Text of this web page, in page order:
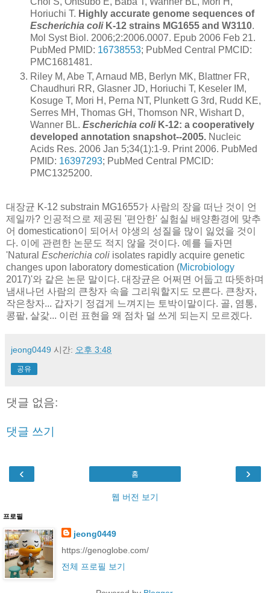
Horiuchi T. Highly accurate genome sequences of
Escherichia coliK-12 strains MG1655 and W3110.
Mol Syst Biol. 2006;2:2006.0007. Epub 2006 Feb 21.
PubMed PMID: 16738553; PubMed Central PMCID:
PMC1681481.
Riley M, Abe T, Arnaud MB, Berlyn MK, Blattner FR,
Chaudhuri RR, Glasner JD, Horiuchi T, Keseler IM,
Kosuge T, Mori H, Perna NT, Plunkett G 3rd, Rudd KE,
Serres MH, Thomas GH, Thomson NR, Wishart D,
Wanner BL. Escherichia coliK-12: a cooperatively
developed annotation snapshot--2005. Nucleic
Acids Res. 2006 Jan 5;34(1):1-9. Print 2006. PubMed
PMID: 16397293; PubMed Central PMCID:
PMC1325200.
대장균 K-12 substrain MG1655가 사람의 장을 떠난 것이 언
제일까? 인공적으로 제공된 '편안한' 실험실 배양환경에 맞추
어 domestication이 되어서 야생의 성질을 많이 잃었을 것이
다. 이에 관련한 논문도 적지 않을 것이다. 예를 들자면
'Natural Escherichia coli isolates rapidly acquire genetic
changes upon laboratory domestication (Microbiology
2017)'와 같은 논문 말이다. 대장균은 어쩌면 어둡고 따뜻하며
냄새나던 사람의 큰창자 속을 그리워할지도 모른다. 큰창자,
작은창자... 갑자기 정겹게 느껴지는 토박이말이다. 골, 염통,
콩팥, 살갗... 이런 표현을 왜 점차 덜 쓰게 되는지 모르겠다.
jeong0449 시간: 오후 3:48
공유
댓글 없음:
댓글 쓰기
‹ ›
홈
웹 버전 보기
프로필
jeong0449
https://genoglobe.com/
전체 프로필 보기